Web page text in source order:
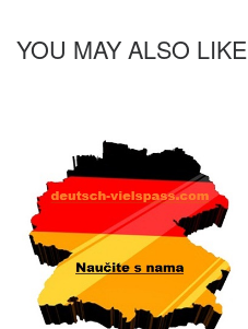
YOU MAY ALSO LIKE